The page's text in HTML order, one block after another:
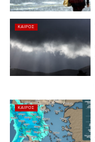
ΚΑΙΡΌΣ
ΚΑΙΡΌΣ